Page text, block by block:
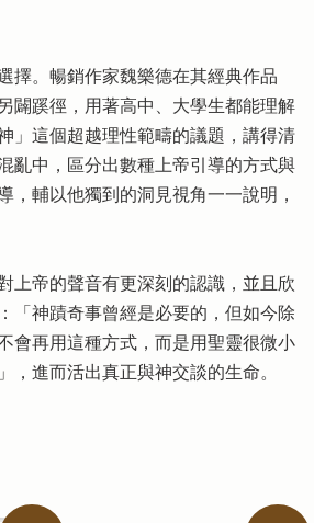
擇。暢銷作家魏樂德在其經典作品
闢蹊徑，用著高中、大學生都能理解
」這個超越理性範疇的議題，講得清
亂中，區分出數種上帝引導的方式與
，輔以他獨到的洞見視角一一說明，
上帝的聲音有更深刻的認識，並且欣
「神蹟奇事曾經是必要的，但如今除
會再用這種方式，而是用聖靈很微小
，進而活出真正與神交談的生命。